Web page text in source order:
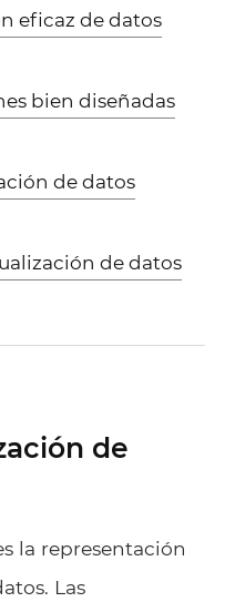
eficaz de datos
bien diseñadas
de datos
de datos
de
la representación
Las